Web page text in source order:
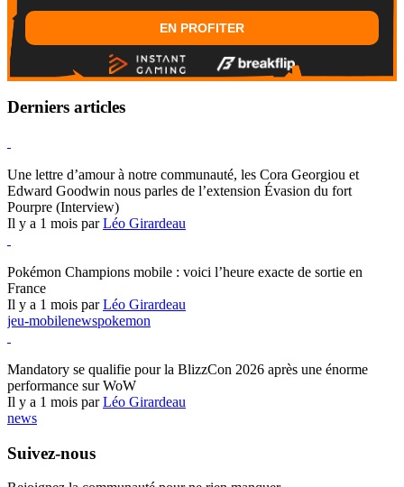
EN PROFITER
Derniers articles
Une lettre d’amour à notre communauté, les Cora Georgiou et
Edward Goodwin nous parles de l’extension Évasion du fort
Pourpre (Interview)
Il y a 1 mois parLéo Girardeau
Pokémon Champions mobile : voici l’heure exacte de sortie en
France
Il y a 1 mois parLéo Girardeau
jeu-mobilenewspokemon
Mandatory se qualifie pour la BlizzCon 2026 après une énorme
performance sur WoW
Il y a 1 mois parLéo Girardeau
news
Suivez-nous